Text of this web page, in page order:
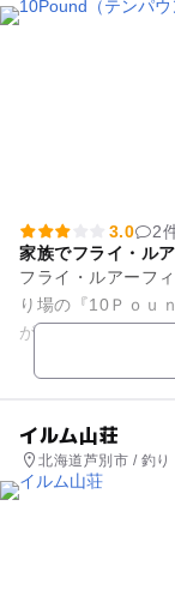
3.0
2
家族でフライ・ル
フライ・ルアーフ
り場の『10Ｐｏｕ
ができるので、家
池、ルアー・フラ
イルム山荘
北海道芦別市 / 釣り